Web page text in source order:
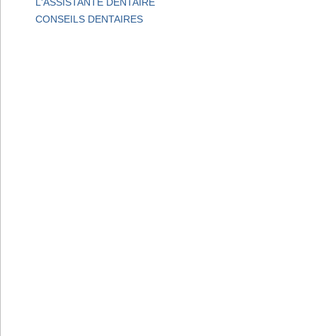
L'ASSISTANTE DENTAIRE
CONSEILS DENTAIRES